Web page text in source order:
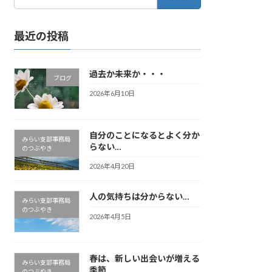
最近の投稿
ブログ 過去か未来か・・・
2026年6月10日
みらい支部事務局
のつぶやき
自分のことになるとよく分か
らない…
2026年4月20日
みらい支部事務局
のつぶやき
人の気持ちは分からない…
2026年4月5日
みらい支部事務局
春は、新しい出会いが増える
季節